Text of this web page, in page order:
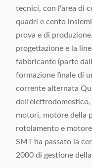
tecnici, con l'area di
quadri e cento
prova e di
progettazione e la
fabbricante (parte
formazione finale di
corrente alternata
motori, motore della
rotolamento e
SMT ha passato la
2000 di gestione